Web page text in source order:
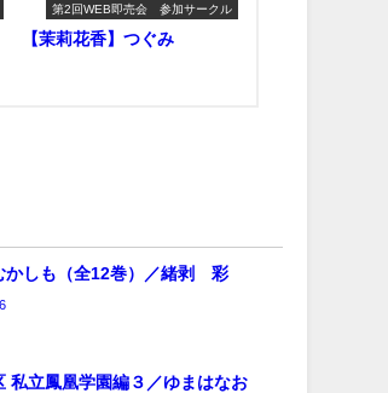
第2回WEB即売会 参加サークル
【茉莉花香】つぐみ
かしも（全12巻）／緒剥 彩
私立鳳凰学園編３／ゆまはなお